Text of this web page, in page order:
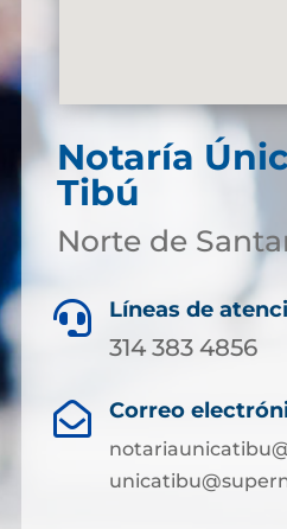
Notaría
Tibú
Norte de
 Líneas de
314 383 4856
 Correo